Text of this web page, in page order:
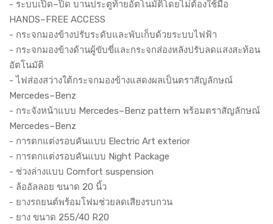
- ระบบเปิด–ปิด บานประตูท้ายอัตโนมัติโดยไม่ต้องใช้มือ
HANDS–FREE ACCESS
- กระจกมองข้างปรับระดับและพับเก็บด้วยระบบไฟฟ้า
- กระจกมองข้างด้านผู้ขับขี่และกระจกส่องหลังปรับลดแสงสะท้อน
อัตโนมัติ
- ไฟส่องสว่างใต้กระจกมองข้างแสดงผลเป็นตราสัญลักษณ์
Mercedes–Benz
- กระจังหน้าแบบ Mercedes–Benz pattern พร้อมตราสัญลักษณ์
Mercedes–Benz
- การตกแต่งรอบคันแบบ Electric Art exterior
- การตกแต่งรอบคันแบบ Night Package
- ช่วงล่างแบบ Comfort suspension
- ล้ออัลลอย ขนาด 20 นิ้ว
- ยางรถยนต์พร้อมโฟมช่วยลดเสียงรบกวน
- ยาง ขนาด 255/40 R20